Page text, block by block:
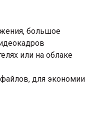
большое
или на облаке
для экономии